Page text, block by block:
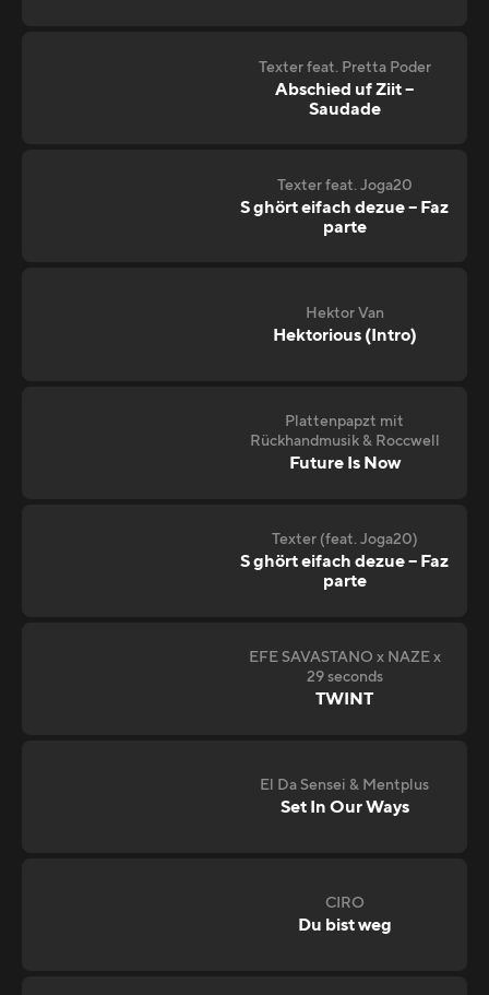
Texter feat. Pretta Poder
Abschied uf Ziit –
Saudade
Texter feat. Joga20
S ghört eifach dezue – Faz
parte
Hektor Van
Hektorious (Intro)
Plattenpapzt mit
Rückhandmusik & Roccwell
Future Is Now
Texter (feat. Joga20)
S ghört eifach dezue – Faz
parte
EFE SAVASTANO x NAZE x
29 seconds
TWINT
El Da Sensei & Mentplus
Set In Our Ways
CIRO
Du bist weg